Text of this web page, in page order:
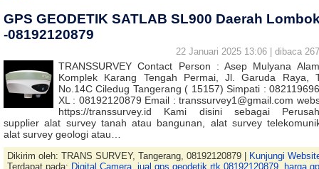
GPS GEODETIK SATLAB SL900 Daerah
-08192120879
22 Januari 2025 13:06 | dibaca
TRANSSURVEY Contact Person : Asep Mulyana
Komplek Karang Tengah Permai, Jl. Garuda Raya,
No.14C Ciledug Tangerang ( 15157) Simpati :
XL : 08192120879 Email : transsurvey1@gmail.com
https://transsurvey.id Kami disini sebagai
supplier alat survey tanah atau bangunan, alat survey
alat survey geologi atau…
Dikirim oleh: TRANS SURVEY, Tangerang, 08192120879 |
Kunjungi
Terdapat pada: Digital Camera, jual gps geodetik rtk 08192120879, harga